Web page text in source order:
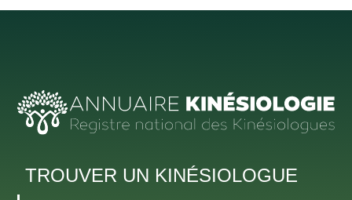
TROUVER UN KINÉSIOLOGUE